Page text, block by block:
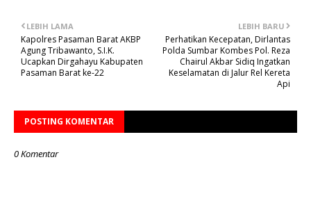
LEBIH BARU
Perhatikan Kecepatan, Dirlantas
Polda Sumbar Kombes Pol. Reza
Chairul Akbar Sidiq Ingatkan
Keselamatan di Jalur Rel Kereta
Api
LEBIH LAMA
Kapolres Pasaman Barat AKBP
Agung Tribawanto, S.I.K.
Ucapkan Dirgahayu Kabupaten
Pasaman Barat ke-22
POSTING KOMENTAR
0 Komentar